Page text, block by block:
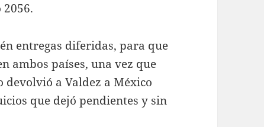
entregas diferidas, para que
ambos países, una vez que
devolvió a Valdez a México
que dejó pendientes y sin